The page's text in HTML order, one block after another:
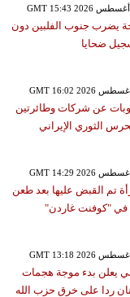
بقوة 5.9 درجة يضرب جنوب الفلبين دون
ضحايا
عن شركات وطائرتين
الثوري الإيراني
تم القبض عليها بعد طعن
في "كوفنت غاردن"
يعلن بدء موجة هجمات
ردا على خرق حزب الله